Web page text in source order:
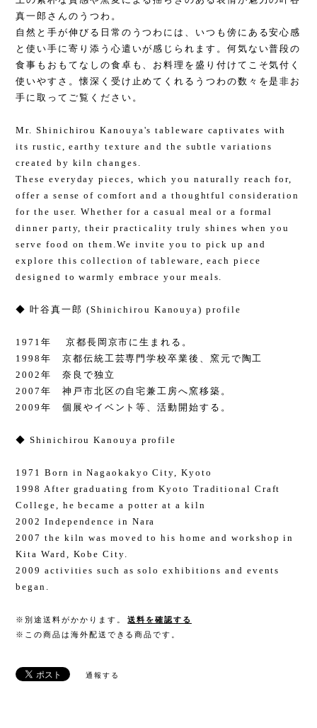
真一郎さんのうつわ。
自然と手が伸びる日常のうつわには、いつも傍にある安心感
と使い手に寄り添う心遣いが感じられます。何気ない普段の
食事もおもてなしの食卓も、お料理を盛り付けてこそ気付く
使いやすさ。懐深く受け止めてくれるうつわの数々を是非お
手に取ってご覧ください。
Mr. Shinichirou Kanouya's tableware captivates with
its rustic, earthy texture and the subtle variations
created by kiln changes.
These everyday pieces, which you naturally reach for,
offer a sense of comfort and a thoughtful consideration
for the user. Whether for a casual meal or a formal
dinner party, their practicality truly shines when you
serve food on them.We invite you to pick up and
explore this collection of tableware, each piece
designed to warmly embrace your meals.
◆ 叶谷真一郎 (Shinichirou Kanouya) profile
1971年 京都長岡京市に生まれる。
1998年 京都伝統工芸専門学校卒業後、窯元で陶工
2002年 奈良で独立
2007年 神戸市北区の自宅兼工房へ窯移築。
2009年 個展やイベント等、活動開始する。
◆ Shinichirou Kanouya profile
1971 Born in Nagaokakyo City, Kyoto
1998 After graduating from Kyoto Traditional Craft
College, he became a potter at a kiln
2002 Independence in Nara
2007 the kiln was moved to his home and workshop in
Kita Ward, Kobe City.
2009 activities such as solo exhibitions and events
began.
※別途送料がかかります。
送料を確認する
※この商品は海外配送できる商品です。
通報する